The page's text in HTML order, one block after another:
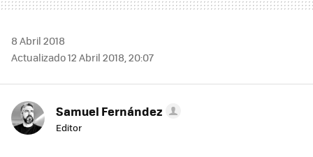
8 Abril 2018
Actualizado 12 Abril 2018, 20:07
Samuel Fernández
Editor